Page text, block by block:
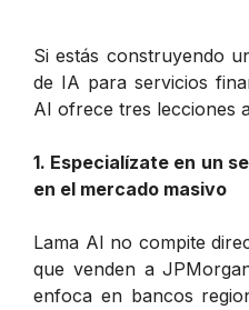
Si estás construyendo
de IA para servicios
AI ofrece tres lecciones
1. Especialízate en un
en el mercado masivo
Lama AI no compite
que venden a
enfoca en bancos